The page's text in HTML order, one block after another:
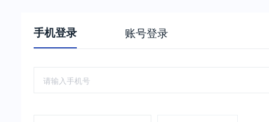
手机登录 账号登录